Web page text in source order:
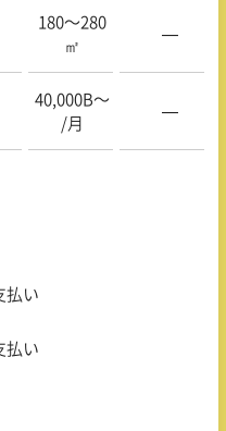
180〜280
㎡
—
40,000B〜
/月
—
払い
払い